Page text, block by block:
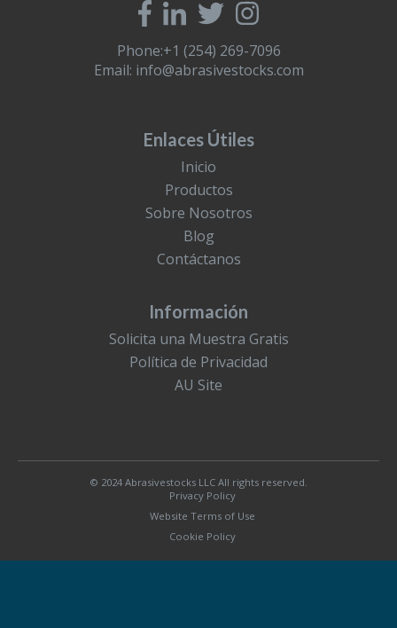
Phone:+1 (254) 269-7096
Email: info@abrasivestocks.com
Enlaces Útiles
Inicio
Productos
Sobre Nosotros
Blog
Contáctanos
Información
Solicita una Muestra Gratis
Política de Privacidad
AU Site
© 2024 Abrasivestocks LLC All rights reserved.
Privacy Policy
Website Terms of Use
Cookie Policy